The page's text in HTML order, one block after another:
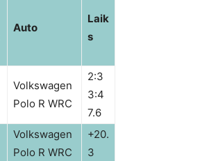
Auto
Laik
s
Volkswagen
Polo R WRC
2:3
3:4
7.6
Volkswagen
Polo R WRC
+20.
3